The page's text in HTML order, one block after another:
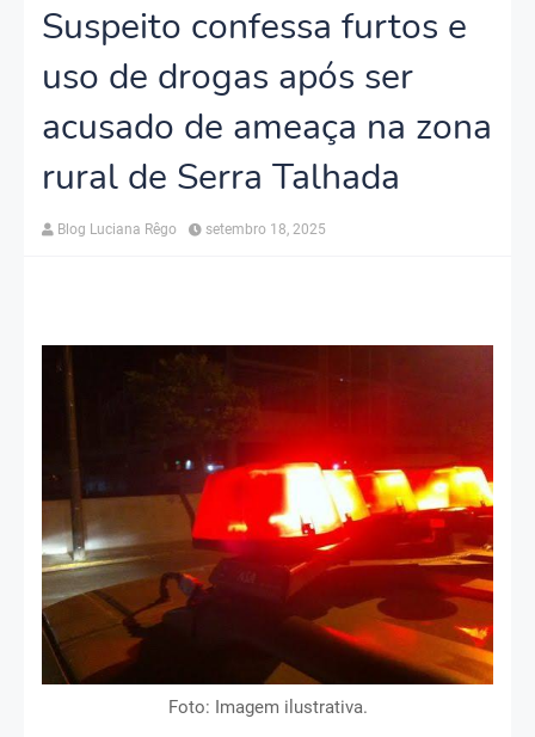
Suspeito confessa furtos e
uso de drogas após ser
acusado de ameaça na zona
rural de Serra Talhada
Blog Luciana Rêgo setembro 18, 2025
Foto: Imagem ilustrativa.